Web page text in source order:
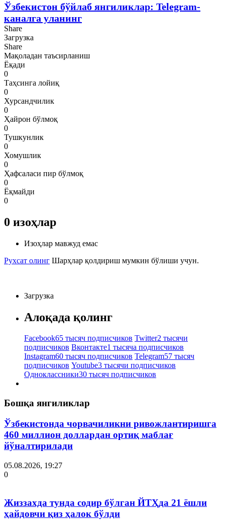
Ўзбекистон бўйлаб янгиликлар: Telegram-
каналга уланинг
Share
Загрузка
Share
Мақоладан таъсирланиш
Ёқади
0
Таҳсинга лойиқ
0
Хурсандчилик
0
Ҳайрон бўлмоқ
0
Тушкунлик
0
Хомушлик
0
Ҳафсаласи пир бўлмоқ
0
Ёқмайди
0
0 изоҳлар
Изоҳлар мавжуд емас
Рухсат олинг Шарҳлар қолдириш мумкин бўлиши учун.
Загрузка
Алоқада қолинг
Facebook65 тысяч подписчиков Twitter2 тысячи
подписчиков Вконтакте1 тысяча подписчиков
Instagram60 тысяч подписчиков Telegram57 тысяч
подписчиков Youtube3 тысячи подписчиков
Одноклассники30 тысяч подписчиков
Бошқа янгиликлар
Ўзбекистонда чорвачиликни ривожлантиришга
460 миллион доллардан ортиқ маблағ
йўналтирилади
05.08.2026, 19:27
0
Жиззахда тунда содир бўлган ЙТҲда 21 ёшли
ҳайдовчи қиз ҳалок бўлди